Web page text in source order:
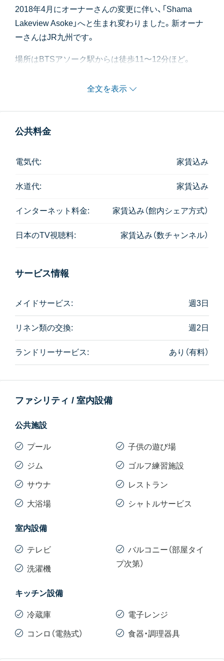
2018年4月にオーナーさんの変更に伴い、「Shama
Lakeview Asoke」へと生まれ変わりました。新オーナ
ーさんはJR九州です。
場所はBTSアソーク駅からは徒歩11〜12分ほど。
敷地内にはコンビニ（ローソン）やカフェなどもあって
方面への車通勤アクセスが良好。
230室）、Bは29階建（全199室）という高層物件。
を選んでも景観が良く、特に西向きのユニットは、名称
のとおりレイクビューの美景。
約者にも人気です。
プールは25mサイズで、本格的に泳げ、大学の夏合宿に
近流行のソルトウォーターとのこと。
ジムも明るく広い空間でマシンも充実。ゴルフ打ちっ
ぱなし練習スペースもあります。
お問い合わせください）。
関連記事
5万バーツ台で探す『納得』の1LDKサービスアパート5
選 【アソーク〜プロンポン編】
全文を表示
公共料金
電気代: 家賃込み
水道代: 家賃込み
インターネット料金: 家賃込み（館内シェア方式）
日本のTV視聴料: 家賃込み（数チャンネル）
サービス情報
メイドサービス: 週3日
リネン類の交換: 週2日
ランドリーサービス: あり（有料）
ファシリティ / 室内設備
公共施設
プール
ジム
サウナ
大浴場
子供の遊び場
ゴルフ練習施設
レストラン
シャトルサービス
室内設備
テレビ
洗濯機
バルコニー（部屋タイ
プ次第）
キッチン設備
冷蔵庫
コンロ（電熱式）
電子レンジ
食器・調理器具